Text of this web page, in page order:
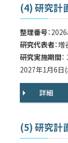
(4) 研究計
整理番号：
研究代表者：
研究実施期間
2027年1月6日
詳細
(5) 研究計